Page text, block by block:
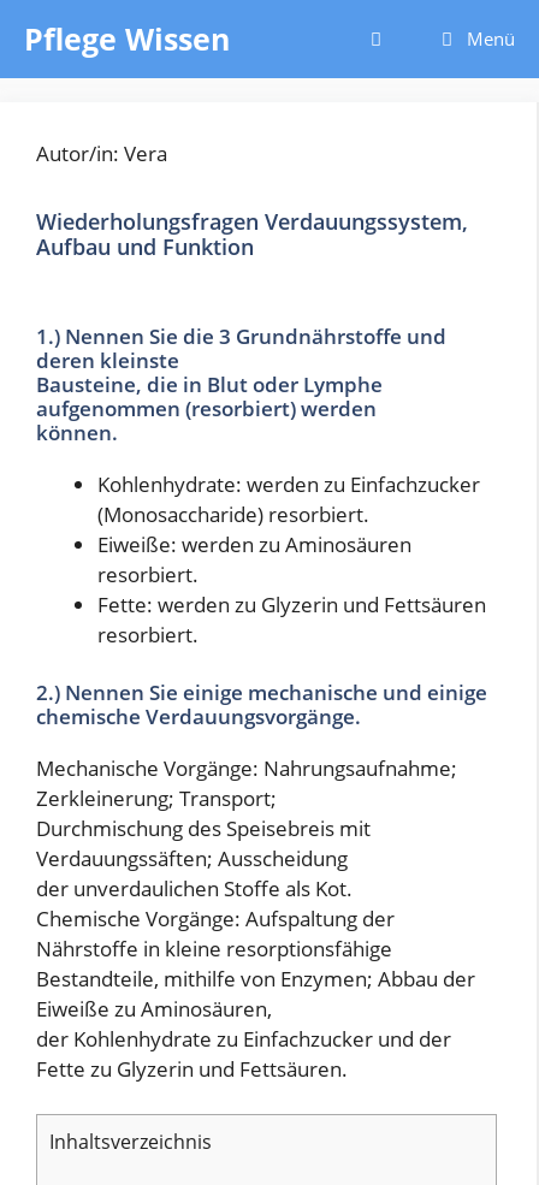
Inhalt
springen
Pflege Wissen Menü
Autor/in: Vera
Wiederholungsfragen Verdauungssystem,
Aufbau und Funktion
1.) Nennen Sie die 3 Grundnährstoffe und
deren kleinste
Bausteine, die in Blut oder Lymphe
aufgenommen (resorbiert) werden
können.
Kohlenhydrate: werden zu Einfachzucker
(Monosaccharide) resorbiert.
Eiweiße: werden zu Aminosäuren
resorbiert.
Fette: werden zu Glyzerin und Fettsäuren
resorbiert.
2.) Nennen Sie einige mechanische und einige
chemische Verdauungsvorgänge.
Mechanische Vorgänge: Nahrungsaufnahme;
Zerkleinerung; Transport;
Durchmischung des Speisebreis mit
Verdauungssäften; Ausscheidung
der unverdaulichen Stoffe als Kot.
Chemische Vorgänge: Aufspaltung der
Nährstoffe in kleine resorptionsfähige
Bestandteile, mithilfe von Enzymen; Abbau der
Eiweiße zu Aminosäuren,
der Kohlenhydrate zu Einfachzucker und der
Fette zu Glyzerin und Fettsäuren.
Inhaltsverzeichnis